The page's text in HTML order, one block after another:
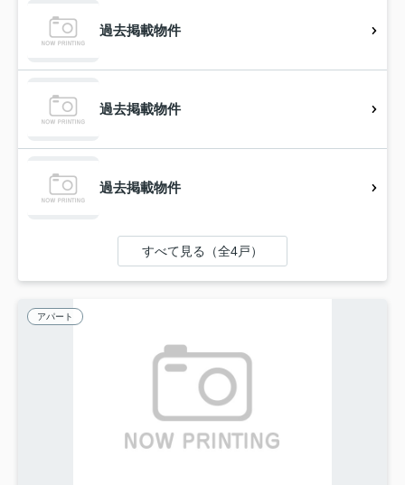
過去掲載物件
過去掲載物件
過去掲載物件
すべて見る（全4戸）
アパート